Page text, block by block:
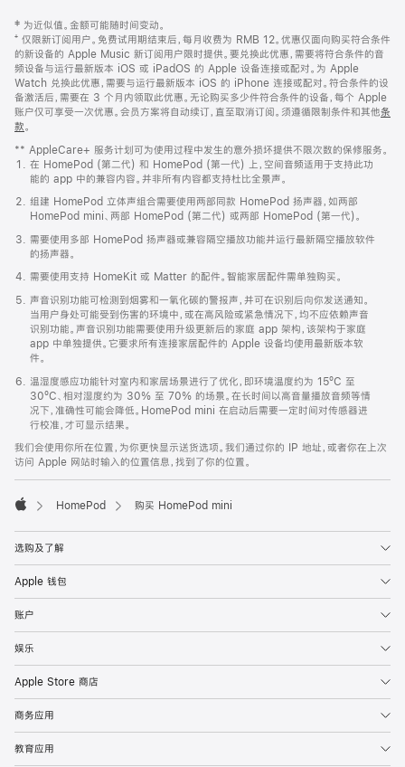
页
页
脚
注
‡ 为近似值。金额可能随时间变动。
⁺ 仅限新订阅用户。免费试用期结束后，每月收费为 RMB 12。优惠仅面向购买符合条件
的新设备的 Apple Music 新订阅用户限时提供。要兑换此优惠，需要将符合条件的音
频设备与运行最新版本 iOS 或 iPadOS 的 Apple 设备连接或配对。为 Apple
Watch 兑换此优惠，需要与运行最新版本 iOS 的 iPhone 连接或配对。符合条件的设
备激活后，需要在 3 个月内领取此优惠。无论购买多少件符合条件的设备，每个 Apple
账户仅可享受一次优惠。会员方案将自动续订，直至取消订阅。须遵循限制条件和其他条
款。
窗
口
中
打
开)
** AppleCare+ 服务计划可为使用过程中发生的意外损坏提供不限次数的保修服务。
在 HomePod (第二代) 和 HomePod (第一代) 上，空间音频适用于支持此功
能的 app 中的兼容内容。并非所有内容都支持杜比全景声。
组建 HomePod 立体声组合需要使用两部同款 HomePod 扬声器，如两部
HomePod mini、两部 HomePod (第二代) 或两部 HomePod (第一代)。
需要使用多部 HomePod 扬声器或兼容隔空播放功能并运行最新隔空播放软件
的扬声器。
需要使用支持 HomeKit 或 Matter 的配件。智能家居配件需单独购买。
声音识别功能可检测到烟雾和一氧化碳的警报声，并可在识别后向你发送通知。
当用户身处可能受到伤害的环境中，或在高风险或紧急情况下，均不应依赖声音
识别功能。声音识别功能需要使用升级更新后的家庭 app 架构，该架构于家庭
app 中单独提供。它要求所有连接家居配件的 Apple 设备均使用最新版本软
件。
温湿度感应功能针对室内和家居场景进行了优化，即环境温度约为 15ºC 至
30ºC、相对湿度约为 30% 至 70% 的场景。在长时间以高音量播放音频等情
况下，准确性可能会降低。HomePod mini 在启动后需要一定时间对传感器进
行校准，才可显示结果。
我们会使用你所在位置，为你更快显示送货选项。我们通过你的 IP 地址，或者你在上次
访问 Apple 网站时输入的位置信息，找到了你的位置。
HomePod 购买 HomePod mini
选购及了解
Apple 钱包
账户
娱乐
Apple Store 商店
商务应用
教育应用